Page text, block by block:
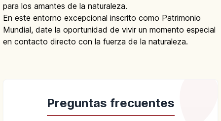
para los amantes de la naturaleza.
En este entorno excepcional inscrito como Patrimonio
Mundial, date la oportunidad de vivir un momento especial
en contacto directo con la fuerza de la naturaleza.
Preguntas frecuentes